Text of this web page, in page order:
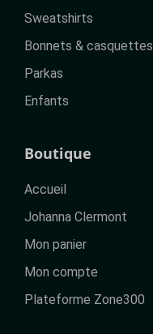
Sweatshirts
Bonnets & casquettes
Parkas
Enfants
Boutique
Accueil
Johanna Clermont
Mon panier
Mon compte
Plateforme Zone300